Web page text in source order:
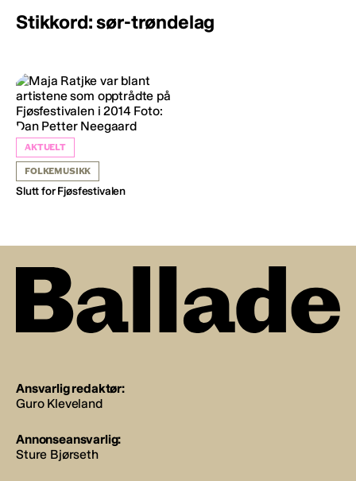
Stikkord: sør-trøndelag
AKTUELT
FOLKEMUSIKK
Slutt for Fjøsfestivalen
Ansvarlig redaktør:
Guro Kleveland
Annonseansvarlig:
Sture Bjørseth